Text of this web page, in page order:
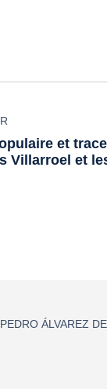
et
Villarroel et
PEDRO ÁLVAREZ